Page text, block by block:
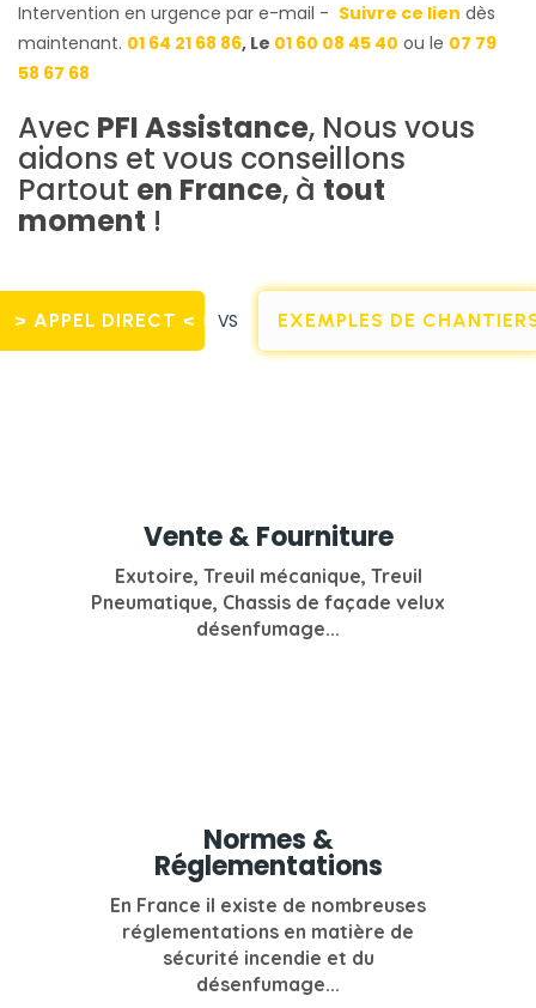
Intervention en urgence par e-mail - Suivre ce lien dès
maintenant. 01 64 21 68 86, Le 01 60 08 45 40 ou le 07 79
58 67 68
Avec PFI Assistance, Nous vous
aidons et vous conseillons
Partout en France, à tout
moment !
> APPEL DIRECT < VS EXEMPLES DE
Vente & Fourniture
Exutoire, Treuil mécanique, Treuil
Pneumatique, Chassis de façade velux
désenfumage...
Normes &
Réglementations
En France il existe de nombreuses
réglementations en matière de
sécurité incendie et du
désenfumage...